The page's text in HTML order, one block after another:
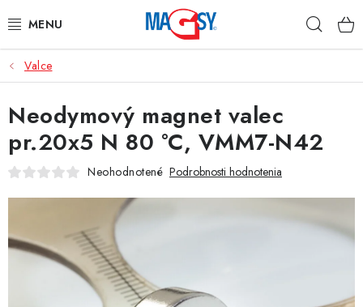
na
HLAVNÉ KATEGÓRIE
MAGNETICKÉ POMÔCKY
PRIEMYSELNÉ MAGNETY
OSTATNÉ MAGNETY
NEREZOVÉ MATERIÁLY
Obchodné podmienky
Valce
Neodymový magnet valec
pr.20x5 N 80 °C, VMM7-N42
Neohodnotené Podrobnosti hodnotenia